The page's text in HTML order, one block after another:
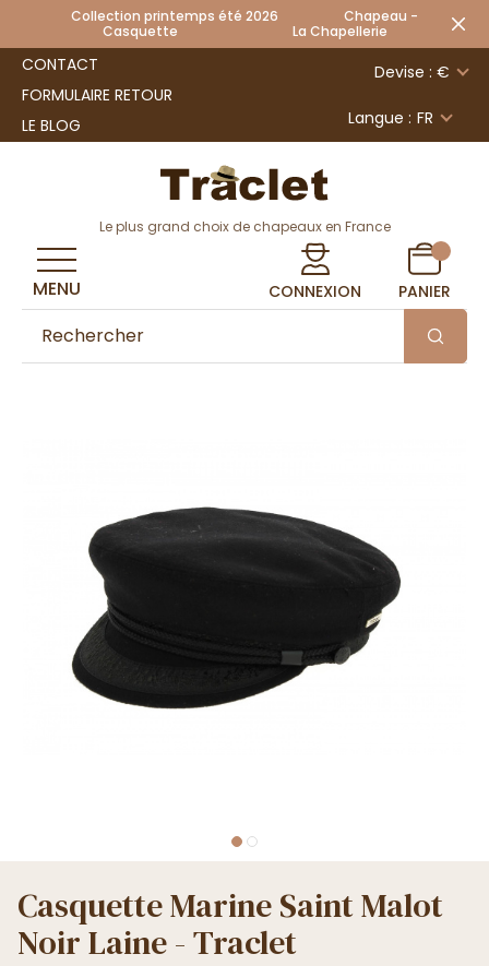
Collection printemps été 2026 Chapeau -
Casquette La Chapellerie
CONTACT
FORMULAIRE RETOUR
LE BLOG
Devise : €
Langue : FR
Le plus grand choix de chapeaux en France
CONNEXION PANIER
MENU
Casquette Marine Saint Malot
Noir Laine - Traclet